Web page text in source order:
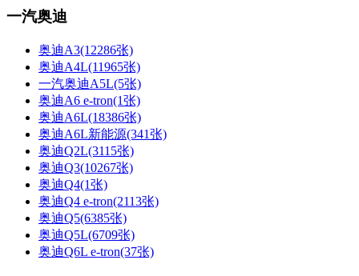
一汽奥迪
奥迪A3(12286张)
奥迪A4L(11965张)
一汽奥迪A5L(5张)
奥迪A6 e-tron(1张)
奥迪A6L(18386张)
奥迪A6L新能源(341张)
奥迪Q2L(3115张)
奥迪Q3(10267张)
奥迪Q4(1张)
奥迪Q4 e-tron(2113张)
奥迪Q5(6385张)
奥迪Q5L(6709张)
奥迪Q6L e-tron(37张)